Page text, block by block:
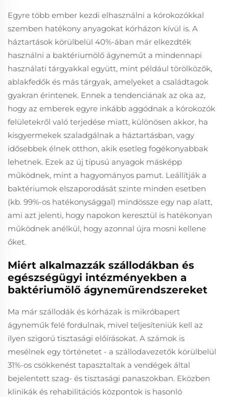
Egyre több ember kezdi elhasználni a kórokozókkal
szemben hatékony anyagokat kórházon kívül is. A
háztartások körülbelül 40%-ában már elkezdték
használni a baktériumölő ágyneműt a mindennapi
használati tárgyakkal együtt, mint például törölközők,
ablakfedők és más tárgyak, amelyeket a családtagok
gyakran érintenek. Ennek a tendenciának az oka az,
hogy az emberek egyre inkább aggódnak a kórokozók
felületekről való terjedése miatt, különösen akkor, ha
kisgyermekek szaladgálnak a háztartásban, vagy
idősebbek élnek otthon, akik esetleg fogékonyabbak
lehetnek. Ezek az új típusú anyagok másképp
működnek, mint a hagyományos pamut. Leállítják a
baktériumok elszaporodását szinte minden esetben
(kb. 99%-os hatékonysággal) mindössze egy nap alatt,
ami azt jelenti, hogy napokon keresztül is hatékonyan
működnek anélkül, hogy azonnal újra mosni kellene
őket.
Miért alkalmazzák szállodákban és
egészségügyi intézményekben a
baktériumölő ágyneműrendszereket
Ma már szállodák és kórházak is mikróbapert
ágyneműk felé fordulnak, mivel teljesíteniük kell az
ilyen szigorú tisztasági előírásokat. A számok is
mesélnek egy történetet - a szállodavezetők körülbelül
31%-os csökkenést tapasztaltak a vendégek által
bejelentett szag- és tisztasági panaszokban. Eközben
klinikák és rehabilitációs központok is hasonló